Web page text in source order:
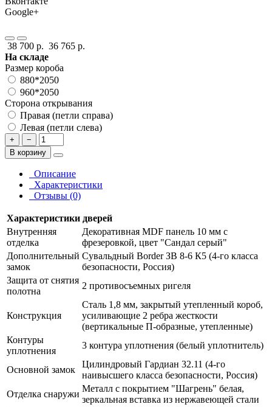
Google+
38 700 р. 36 765 р.
На складе
Размер короба
880*2050
960*2050
Сторона открывания
Правая (петли справа)
Левая (петли слева)
+
−
В корзину
Описание
Характеристики
Отзывы (0)
Характеристики дверей
Внутренняя
отделка
Декоративная MDF панель 10 мм с
фрезеровкой, цвет "Сандал серый"
Дополнительный
замок
Сувальдный Border ЗВ 8-6 К5 (4-го класса
безопасности, Россия)
Защита от снятия
полотна
2 противосъемных ригеля
Конструкция
Сталь 1,8 мм, закрытый утепленный короб,
усиливающие 2 ребра жесткости
(вертикальные П-образные, утепленные)
Контуры
уплотнения
3 контура уплотнения (белый уплотнитель)
Основной замок
Цилиндровый Гардиан 32.11 (4-го
наивысшего класса безопасности, Россия)
Отделка снаружи
Металл с покрытием "Шагрень" белая,
зеркальная вставка из нержавеющей стали